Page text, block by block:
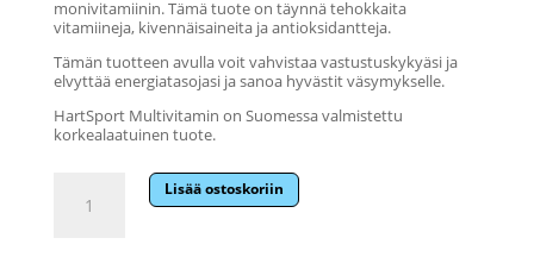
monivitamiinin. Tämä tuote on täynnä tehokkaita
vitamiineja, kivennäisaineita ja antioksidantteja.
Tämän tuotteen avulla voit vahvistaa vastustuskykyäsi ja
elvyttää energiatasojasi ja sanoa hyvästit väsymykselle.
HartSport Multivitamin on Suomessa valmistettu
korkealaatuinen tuote.
Sport
Vahva
Lisää ostoskoriin